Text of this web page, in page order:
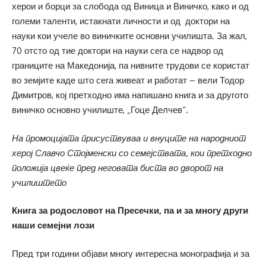
херои и борци за слобода од Виница и Виничко, како и од
големи таленти, истакнати личности и од доктори на
науки кои учеле во виничките основни училишта. За жал,
70 отсто од тие доктори на науки сега се надвор од
границите на Македонија, па нивните трудови се користат
во земјите каде што сега живеат и работат – вели Тодор
Димитров, кој претходно има напишано книга и за другото
виничко основно училиште, „Гоце Делчев“.
На промоцијата присуствуваа и внуците на народниот
херој Славчо Стојменски со семејствата, кои претходно
положија цвеќе пред неговата биста во дворот на
училиштето
Книга за родословот на Пресечки, па и за многу други
наши семејни лози
Пред три години објави многу интересна монографија и за